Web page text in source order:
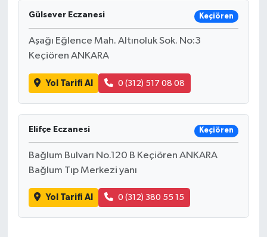
Gülsever Eczanesi Keçiören
Aşağı Eğlence Mah. Altınoluk Sok. No:3
Keçiören ANKARA
Yol Tarifi Al 0 (312) 517 08 08
Elifçe Eczanesi Keçiören
Bağlum Bulvarı No.120 B Keçiören ANKARA
Bağlum Tıp Merkezi yanı
Yol Tarifi Al 0 (312) 380 55 15